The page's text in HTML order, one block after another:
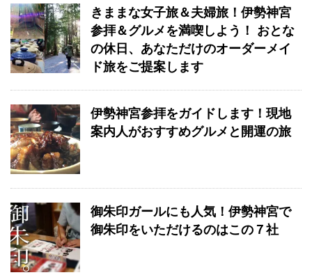
きままな女子旅＆夫婦旅！伊勢神宮
参拝＆グルメを満喫しよう！ おとな
の休日、あなただけのオーダーメイ
ド旅をご提案します
伊勢神宮参拝をガイドします！現地
案内人がおすすめグルメと開運の旅
御朱印ガールにも人気！伊勢神宮で
御朱印をいただけるのはこの７社